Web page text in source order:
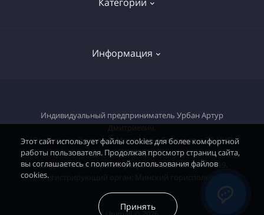
Электроинструмент
Автомобильные товары
Информация
Доставка | Самовывоз
Оплата
Условия соглашения
Карта сайта
Индивидуальный предприниматель Урбан Артур
Дмитриевич.
Юридический адрес: Г. Минск, пр-д Голодеда, д 23. УНП:
193344672.
Свидетельство о регистрации 0763895 от 20.11.2019.
Регистрирующий орган: Минский горисполком.
Этот сайт использует файлы cookies для более комфортной
работы пользователя. Продолжая просмотр страниц сайта,
вы соглашаетесь с политикой использования файлов
cookies.
Принять